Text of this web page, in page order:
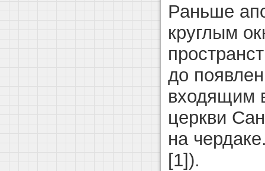
Раньше
круглым
до
входящим
церкви
на
[1]).